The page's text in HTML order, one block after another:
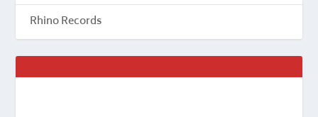
Rhino Records